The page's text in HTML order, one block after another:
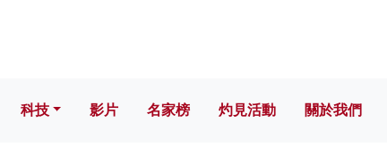
科技 影片 名家榜 灼見活動 關於我們